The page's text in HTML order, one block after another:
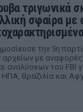
τριγωνικά
σφαίρα με
την 5η
με
αναλύσεων του FBI
Βραζιλία και